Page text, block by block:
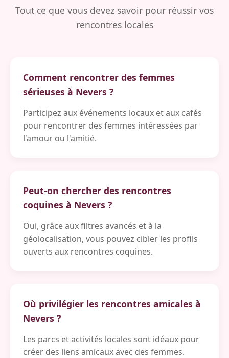
Tout ce que vous devez savoir pour réussir vos
rencontres locales
Comment rencontrer des femmes
sérieuses à Nevers ?
Participez aux événements locaux et aux cafés
pour rencontrer des femmes intéressées par
l'amour ou l'amitié.
Peut-on chercher des rencontres
coquines à Nevers ?
Oui, grâce aux filtres avancés et à la
géolocalisation, vous pouvez cibler les profils
ouverts aux rencontres coquines.
Où privilégier les rencontres amicales à
Nevers ?
Les parcs et activités locales sont idéaux pour
créer des liens amicaux avec des femmes.